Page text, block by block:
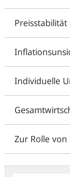
Individuelle
Zur Rolle